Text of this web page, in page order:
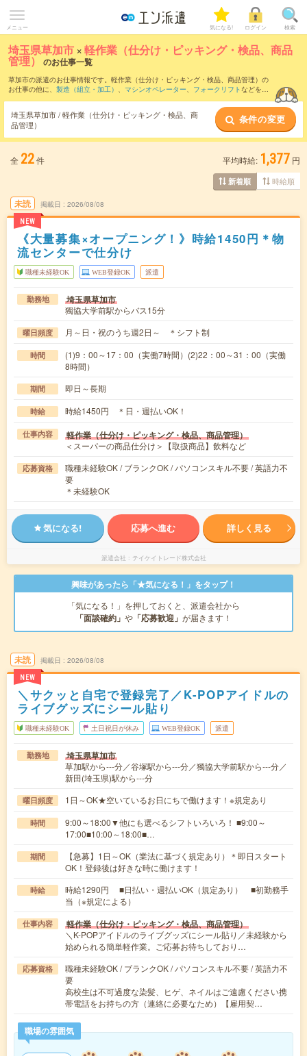
メニュー 気になる! ログイン 検索
埼玉県草加市 ×軽作業（仕分け・ピッキング・検品、商品
管理） のお仕事一覧
草加市の派遣のお仕事情報です。軽作業（仕分け・ピッキング・検品、商品管理）の
お仕事の他に、 製造（組立・加工） 、 マシンオペレーター、 フォークリフトなどを取
軽作業（仕分け・ピッキング・検品、商品
管理）のお仕事とは？とは？
埼玉県草加市 / 軽作業（仕分け・ピッキング・検品、商
品管理）
条件の変更
全 22件 平均時給: 1,377 円
新着順 時給順
未読
NEW
掲載日 2026/08/08
《大量募集×オープニング！》時給1450円＊物
流センターで仕分け
職種未経験OK WEB登録OK 派遣
勤務地 埼玉県草加市
獨協大学前駅からバス15分
曜日頻度 月～日・祝のうち週2日～ ＊シフト制
時間
(1)9：00～17：00（実働7時間）(2)22：00～31：00（実働
8時間）
期間 即日～長期
時給 時給1450円 ＊日・週払いOK！
仕事内容 軽作業（仕分け・ピッキング・検品、商品管理）
＜スーパーの商品仕分け＞【取扱商品】飲料など
応募資格
職種未経験OK / ブランクOK / パソコンスキル不要 / 英語力不
要
＊未経験OK
気になる! 応募へ進む 詳しく見る
派遣会社 テイケイトレード株式会社
興味があったら「★気になる！」をタップ！
「気になる！」を押しておくと、派遣会社から
「面談確約」 や 「応募歓迎」 が届きます！
未読
NEW
掲載日 2026/08/08
＼サクッと自宅で登録完了／K-POPアイドルの
ライブグッズにシール貼り
職種未経験OK 土日祝日が休み WEB登録OK 派遣
勤務地 埼玉県草加市
草加駅から---分／谷塚駅から---分／獨協大学前駅から---分／
新田(埼玉県)駅から---分
曜日頻度 1日～OK★空いているお日にちで働けます！※規定あり
時間
9:00～18:00▼他にも選べるシフトいろいろ！ ■9:00～
17:00■10:00～18:00■…
期間
【急募】1日～OK（業法に基づく規定あり）＊即日スタート
OK！登録後は好きな時に働けます！
時給
時給1290円 ■日払い・週払いOK（規定あり） ■初勤務手
当（※規定による）
仕事内容 軽作業（仕分け・ピッキング・検品、商品管理）
＼K-POPアイドルのライブグッズにシール貼り／未経験から
始められる簡単軽作業。ご応募お待ちしており…
応募資格
職種未経験OK / ブランクOK / パソコンスキル不要 / 英語力不
要
高校生は不可過度な染髪、ヒゲ、ネイルはご遠慮ください携
帯電話をお持ちの方（連絡に必要なため）【雇用契…
職場の雰囲気